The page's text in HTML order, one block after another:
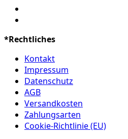
*Rechtliches
Kontakt
Impressum
Datenschutz
AGB
Versandkosten
Zahlungsarten
Cookie-Richtlinie (EU)